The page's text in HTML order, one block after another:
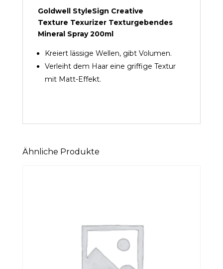
Goldwell StyleSign Creative
Texture Texurizer Texturgebendes
Mineral Spray 200ml
Kreiert lässige Wellen, gibt Volumen.
Verleiht dem Haar eine griffige Textur
mit Matt-Effekt.
Ähnliche Produkte